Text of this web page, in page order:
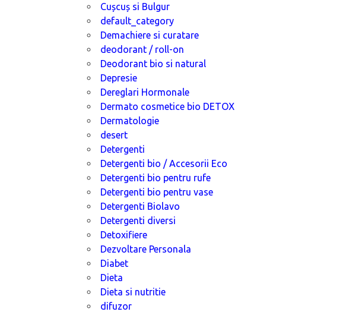
Cușcuș si Bulgur
default_category
Demachiere si curatare
deodorant / roll-on
Deodorant bio si natural
Depresie
Dereglari Hormonale
Dermato cosmetice bio DETOX
Dermatologie
desert
Detergenti
Detergenti bio / Accesorii Eco
Detergenti bio pentru rufe
Detergenti bio pentru vase
Detergenti Biolavo
Detergenti diversi
Detoxifiere
Dezvoltare Personala
Diabet
Dieta
Dieta si nutritie
difuzor